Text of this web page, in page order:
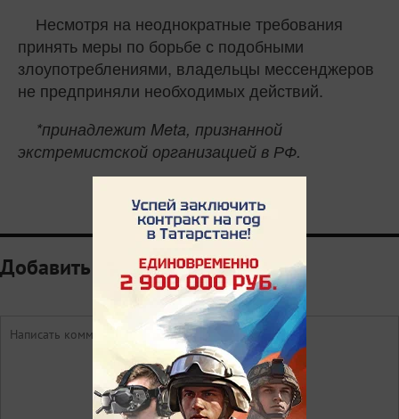
Несмотря на неоднократные требования
принять меры по борьбе с подобными
злоупотреблениями, владельцы мессенджеров
не предприняли необходимых действий.
*принадлежит Meta, признанной
экстремистской организацией в РФ.
Добавить комментарий